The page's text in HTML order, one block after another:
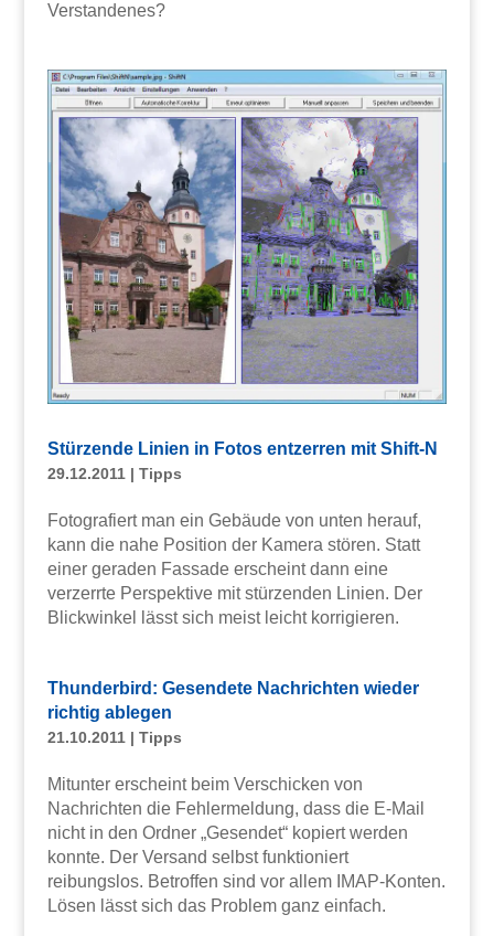
Verstandenes?
Stürzende Linien in Fotos entzerren mit Shift-N
29.12.2011| Tipps
Fotografiert man ein Gebäude von unten herauf,
kann die nahe Position der Kamera stören. Statt
einer geraden Fassade erscheint dann eine
verzerrte Perspektive mit stürzenden Linien. Der
Blickwinkel lässt sich meist leicht korrigieren.
Thunderbird: Gesendete Nachrichten wieder
richtig ablegen
21.10.2011| Tipps
Mitunter erscheint beim Verschicken von
Nachrichten die Fehlermeldung, dass die E-Mail
nicht in den Ordner „Gesendet“ kopiert werden
konnte. Der Versand selbst funktioniert
reibungslos. Betroffen sind vor allem IMAP-Konten.
Lösen lässt sich das Problem ganz einfach.